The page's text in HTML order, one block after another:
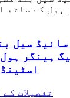
سیل
ہینگر
تفصیلات